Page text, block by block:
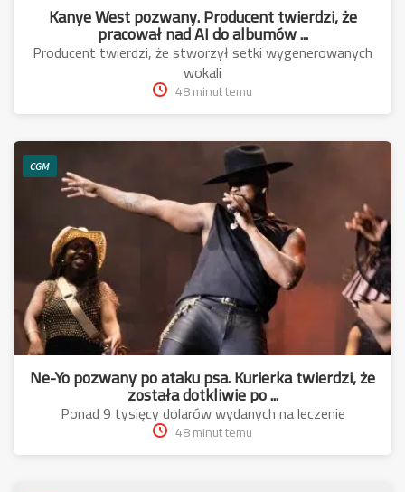
Kanye West pozwany. Producent twierdzi, że
pracował nad AI do albumów ...
Producent twierdzi, że stworzył setki wygenerowanych
wokali
48 minut temu
CGM
Ne-Yo pozwany po ataku psa. Kurierka twierdzi, że
została dotkliwie po ...
Ponad 9 tysięcy dolarów wydanych na leczenie
48 minut temu